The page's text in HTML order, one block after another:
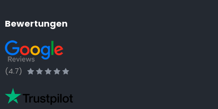
Bewertungen
(4.7)